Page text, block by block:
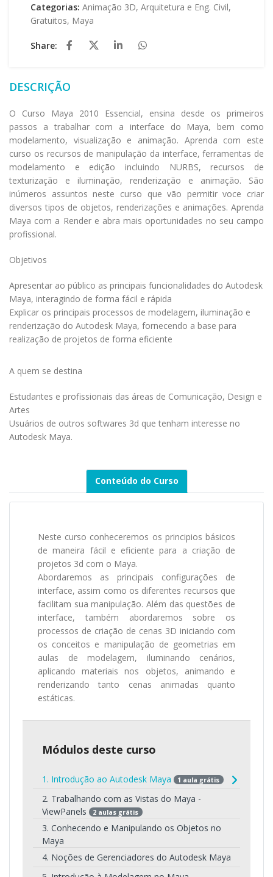
Categorias: Animação 3D, Arquitetura e Eng. Civil,
Gratuitos, Maya
Share:
DESCRIÇÃO
O Curso Maya 2010 Essencial, ensina desde os primeiros
passos a trabalhar com a interface do Maya, bem como
modelamento, visualização e animação. Aprenda com este
curso os recursos de manipulação da interface, ferramentas de
modelamento e edição incluindo NURBS, recursos de
texturização e iluminação, renderização e animação. São
inúmeros assuntos neste curso que vão permitir voce criar
diversos tipos de objetos, renderizações e animações. Aprenda
Maya com a Render e abra mais oportunidades no seu campo
profissional.
Objetivos
Apresentar ao público as principais funcionalidades do Autodesk
Maya, interagindo de forma fácil e rápida
Explicar os principais processos de modelagem, iluminação e
renderização do Autodesk Maya, fornecendo a base para
realização de projetos de forma eficiente
A quem se destina
Estudantes e profissionais das áreas de Comunicação, Design e
Artes
Usuários de outros softwares 3d que tenham interesse no
Autodesk Maya.
Conteúdo do Curso
Neste curso conheceremos os principios básicos
de maneira fácil e eficiente para a criação de
projetos 3d com o Maya.
Abordaremos as principais configurações de
interface, assim como os diferentes recursos que
facilitam sua manipulação. Além das questões de
interface, também abordaremos sobre os
processos de criação de cenas 3D iniciando com
os conceitos e manipulação de geometrias em
aulas de modelagem, iluminando cenários,
aplicando materiais nos objetos, animando e
renderizando tanto cenas animadas quanto
estáticas.
Módulos deste curso
1. Introdução ao Autodesk Maya 1 aula grátis
2. Trabalhando com as Vistas do Maya -
ViewPanels
2 aulas grátis
3. Conhecendo e Manipulando os Objetos no
Maya
4. Noções de Gerenciadores do Autodesk Maya